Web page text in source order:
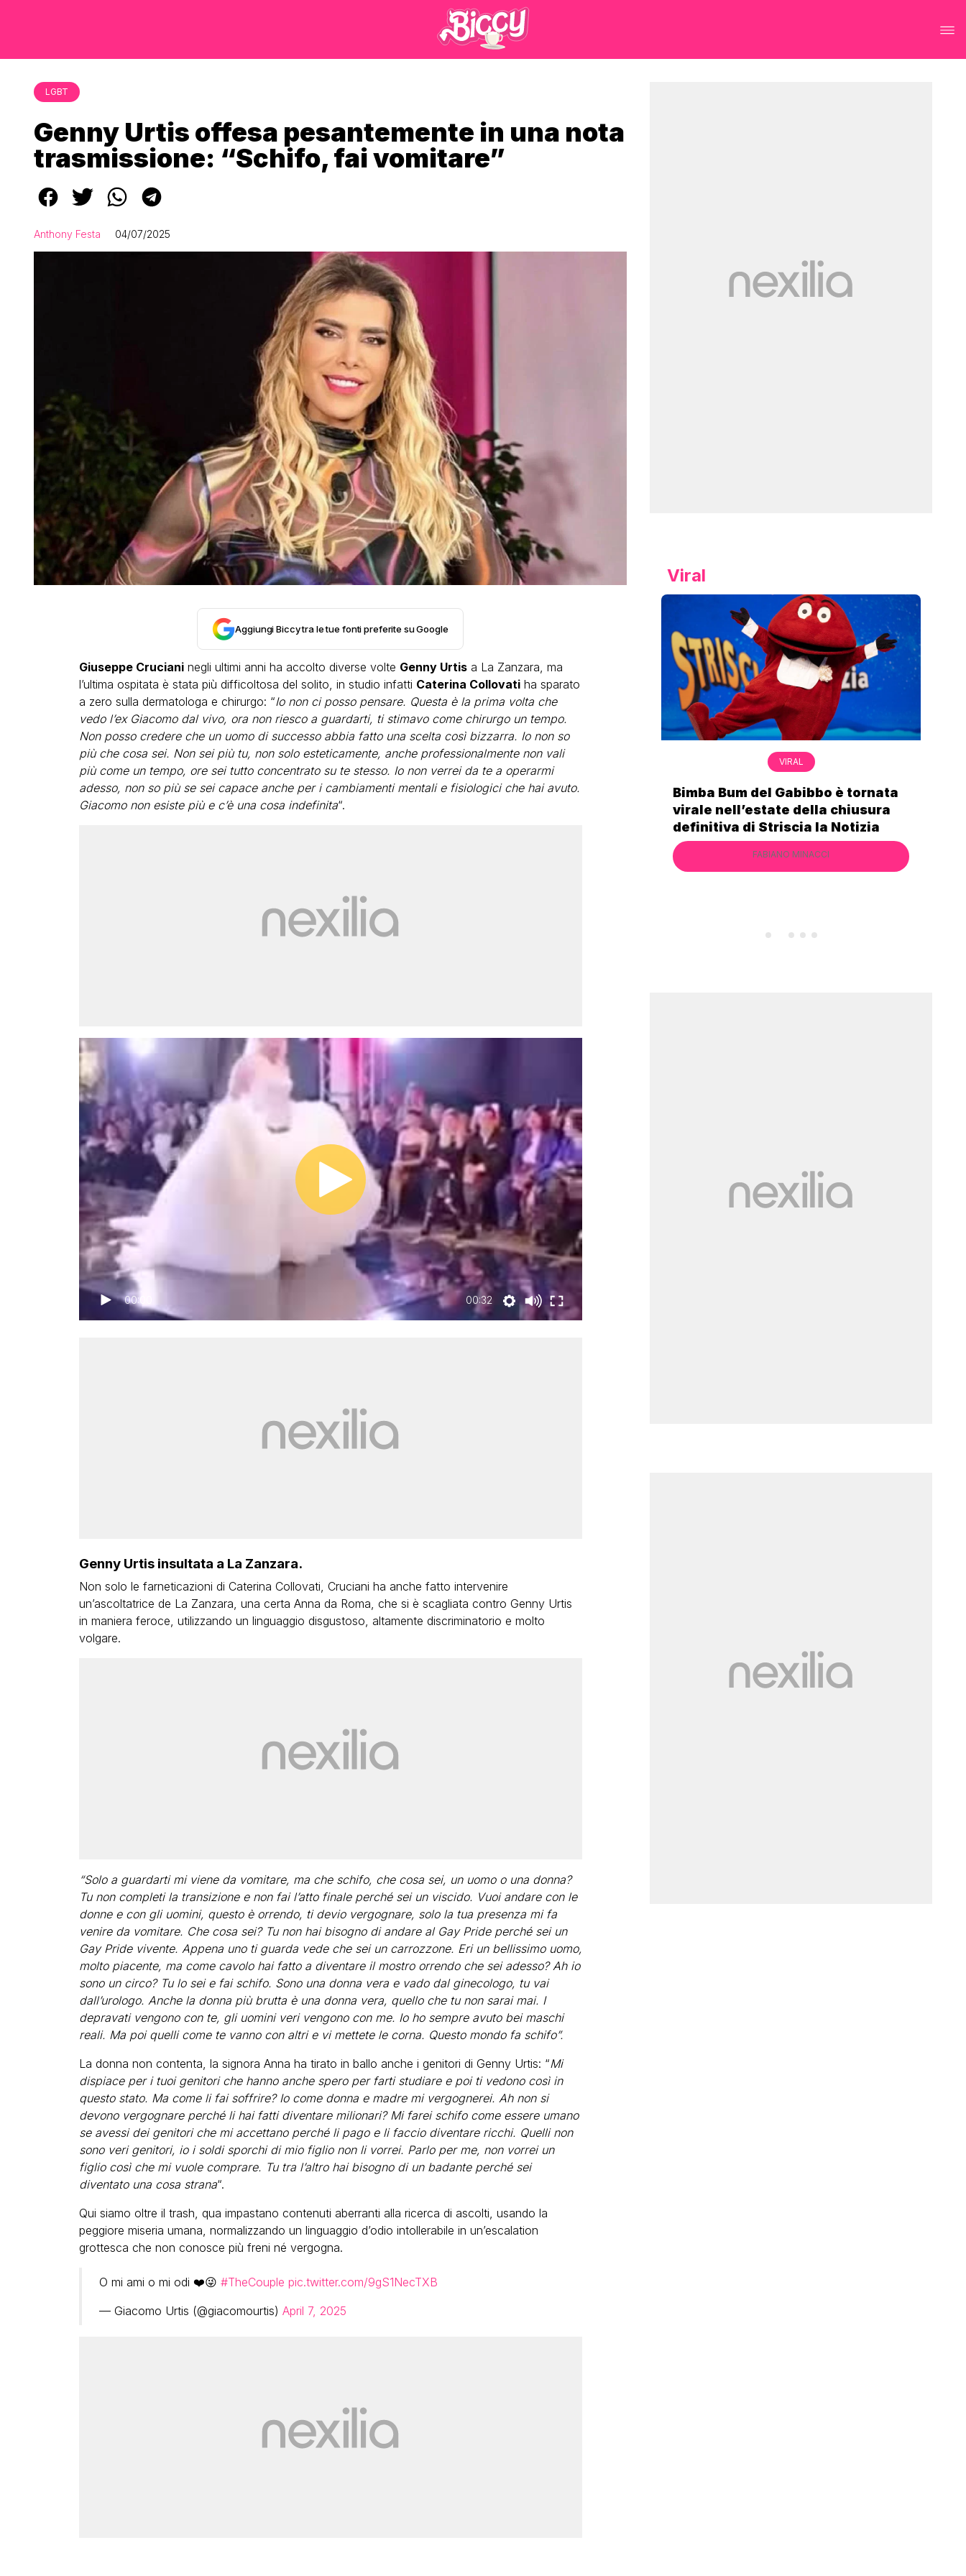
LGBT
Genny Urtis offesa pesantemente in una nota
trasmissione: “Schifo, fai vomitare”
Anthony Festa 04/07/2025
Aggiungi Biccy tra le tue fonti preferite su Google
Giuseppe Crucianinegli ultimi anni ha accolto diverse volte Genny Urtisa La Zanzara, ma
l’ultima ospitata è stata più difficoltosa del solito, in studio infatti Caterina Collovatiha sparato
a zero sulla dermatologa e chirurgo: “Io non ci posso pensare. Questa è la prima volta che
vedo l’ex Giacomo dal vivo, ora non riesco a guardarti, ti stimavo come chirurgo un tempo.
Non posso credere che un uomo di successo abbia fatto una scelta così bizzarra. Io non so
più che cosa sei. Non sei più tu, non solo esteticamente, anche professionalmente non vali
più come un tempo, ore sei tutto concentrato su te stesso. Io non verrei da te a operarmi
adesso, non so più se sei capace anche per i cambiamenti mentali e fisiologici che hai avuto.
Giacomo non esiste più e c’è una cosa indefinita“.
00:00 00:32
Genny Urtis insultata a La Zanzara.
Non solo le farneticazioni di Caterina Collovati, Cruciani ha anche fatto intervenire
un’ascoltatrice de La Zanzara, una certa Anna da Roma, che si è scagliata contro Genny Urtis
in maniera feroce, utilizzando un linguaggio disgustoso, altamente discriminatorio e molto
volgare.
“Solo a guardarti mi viene da vomitare, ma che schifo, che cosa sei, un uomo o una donna?
Tu non completi la transizione e non fai l’atto finale perché sei un viscido. Vuoi andare con le
donne e con gli uomini, questo è orrendo, ti devio vergognare, solo la tua presenza mi fa
venire da vomitare. Che cosa sei? Tu non hai bisogno di andare al Gay Pride perché sei un
Gay Pride vivente. Appena uno ti guarda vede che sei un carrozzone. Eri un bellissimo uomo,
molto piacente, ma come cavolo hai fatto a diventare il mostro orrendo che sei adesso? Ah io
sono un circo? Tu lo sei e fai schifo. Sono una donna vera e vado dal ginecologo, tu vai
dall’urologo. Anche la donna più brutta è una donna vera, quello che tu non sarai mai. I
depravati vengono con te, gli uomini veri vengono con me. Io ho sempre avuto bei maschi
reali. Ma poi quelli come te vanno con altri e vi mettete le corna. Questo mondo fa schifo”.
La donna non contenta, la signora Anna ha tirato in ballo anche i genitori di Genny Urtis: “Mi
dispiace per i tuoi genitori che hanno anche spero per farti studiare e poi ti vedono così in
questo stato. Ma come li fai soffrire? Io come donna e madre mi vergognerei. Ah non si
devono vergognare perché li hai fatti diventare milionari? Mi farei schifo come essere umano
se avessi dei genitori che mi accettano perché li pago e li faccio diventare ricchi. Quelli non
sono veri genitori, io i soldi sporchi di mio figlio non li vorrei. Parlo per me, non vorrei un
figlio così che mi vuole comprare. Tu tra l’altro hai bisogno di un badante perché sei
diventato una cosa strana“.
Qui siamo oltre il trash, qua impastano contenuti aberranti alla ricerca di ascolti, usando la
peggiore miseria umana, normalizzando un linguaggio d’odio intollerabile in un’escalation
grottesca che non conosce più freni né vergogna.
O mi ami o mi odi ❤️😜 #TheCouple pic.twitter.com/9gS1NecTXB
— Giacomo Urtis (@giacomourtis) April 7, 2025
Viral
VIRAL
Camilla Milanesi lascia tutto:
VIRAL
Bimba Bum del Gabibbo è tornata
virale nell’estate della chiusura
definitiva di Striscia la Notizia
FABIANO MINACCI